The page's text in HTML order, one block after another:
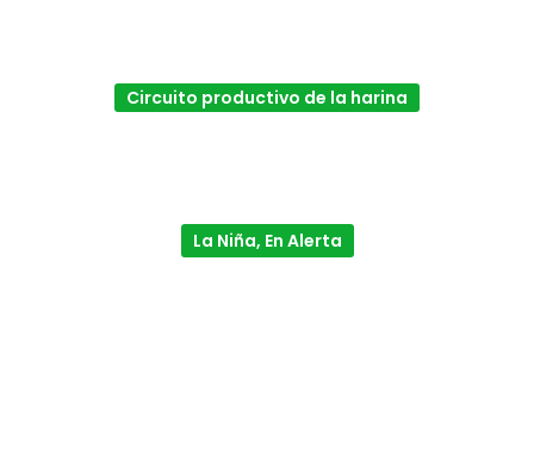
Circuito productivo de la harina
La Niña, En Alerta